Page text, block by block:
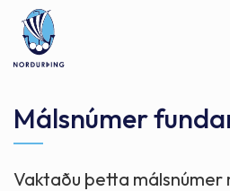
Leita
Málsnúmer
Vaktaðu þetta málsnúmer